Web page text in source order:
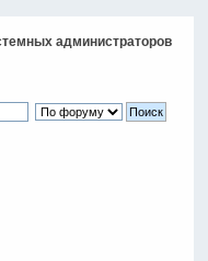
администраторов